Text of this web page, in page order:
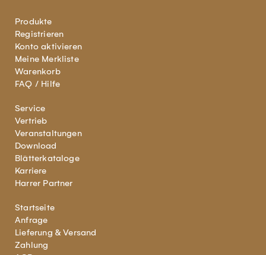
Produkte
Registrieren
Konto aktivieren
Meine Merkliste
Warenkorb
FAQ / Hilfe
Service
Vertrieb
Veranstaltungen
Download
Blätterkataloge
Karriere
Harrer Partner
Startseite
Anfrage
Lieferung & Versand
Zahlung